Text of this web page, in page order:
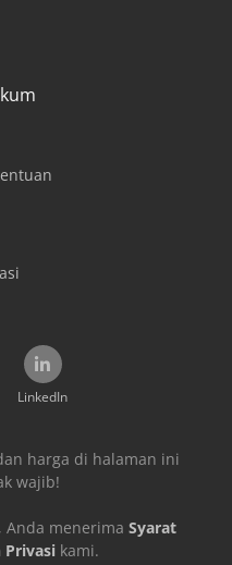
LinkedIn
harga di halaman ini
wajib!
Anda menerima Syarat
Privasi kami.